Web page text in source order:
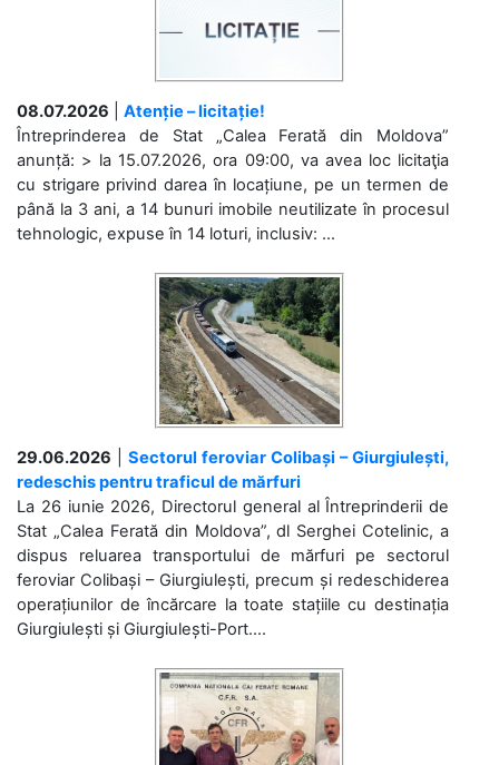
08.07.2026
Atenție – licitație!
Întreprinderea de Stat „Calea Ferată din Moldova”
anunță: > la 15.07.2026, ora 09:00, va avea loc licitaţia
cu strigare privind darea în locațiune, pe un termen de
până la 3 ani, a 14 bunuri imobile neutilizate în procesul
tehnologic, expuse în 14 loturi, inclusiv: ...
29.06.2026
Sectorul feroviar Colibași – Giurgiulești,
redeschis pentru traficul de mărfuri
La 26 iunie 2026, Directorul general al Întreprinderii de
Stat „Calea Ferată din Moldova”, dl Serghei Cotelinic, a
dispus reluarea transportului de mărfuri pe sectorul
feroviar Colibași – Giurgiulești, precum și redeschiderea
operațiunilor de încărcare la toate stațiile cu destinația
Giurgiulești și Giurgiulești-Port....